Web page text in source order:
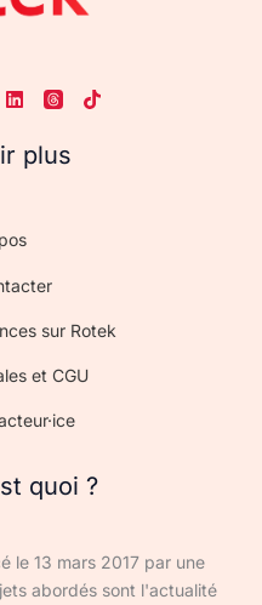
plus
sur Rotek
et CGU
quoi ?
le 13 mars 2017 par une
abordés sont l'actualité